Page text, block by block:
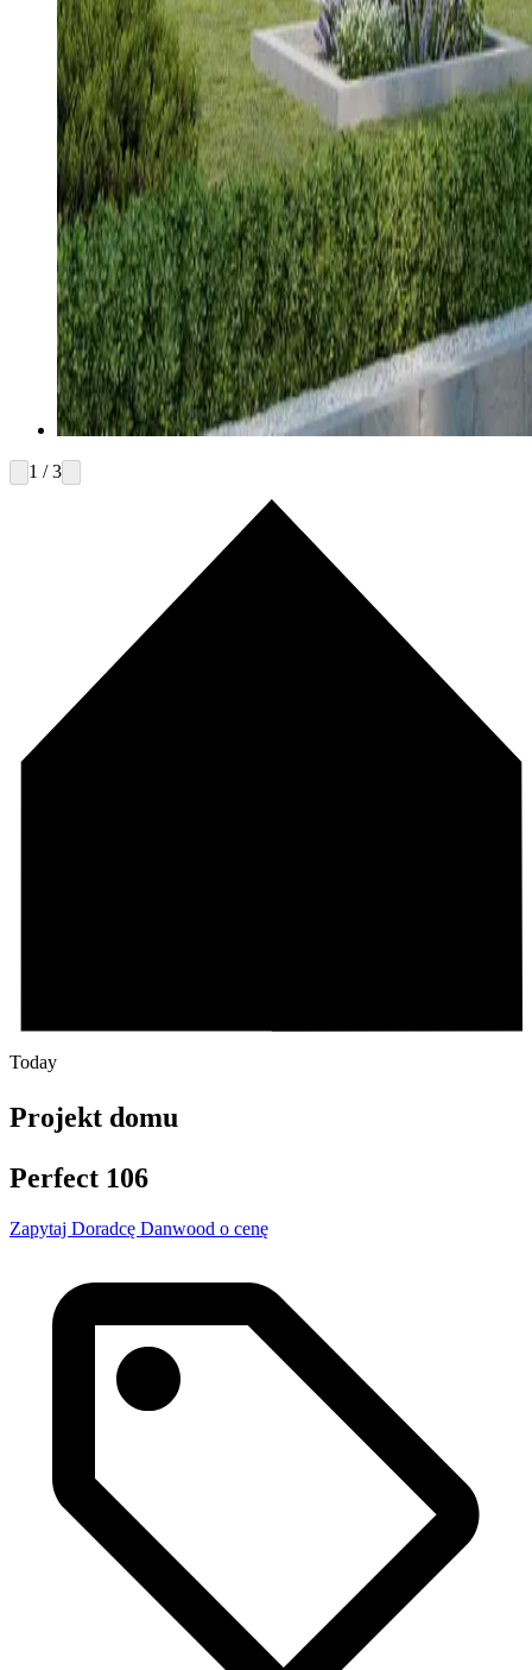
1 / 3
Today
Projekt domu
Perfect 106
Zapytaj Doradcę Danwood o cenę